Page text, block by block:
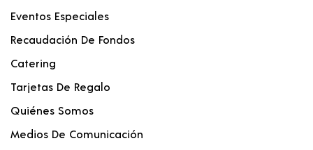
Eventos Especiales
Recaudación De Fondos
Catering
Tarjetas De Regalo
Quiénes Somos
Medios De Comunicación